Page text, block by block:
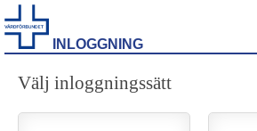
INLOGGNING
Välj inloggningssätt